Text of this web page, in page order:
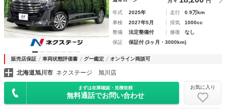
年式 2025年 走行
0.9万km
車検
2027年5月 排気
1000cc
整備
法定整備付 修復
なし
保証
保証付 (3ヶ月・3000km)
販売店保証 車両状態評価書 グー鑑定 オンライン商談可
北海道旭川市 ネクステージ 旭川店
まずは在庫確認・見積依頼
無料通話でお問い合わせ
お気に入り